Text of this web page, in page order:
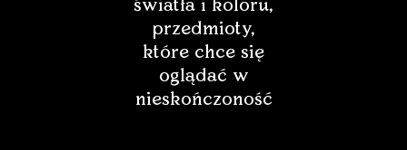
światła i koloru,
przedmioty,
które chce się
oglądać w
nieskończoność